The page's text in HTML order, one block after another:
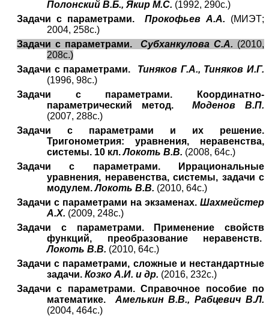
Полонский В.Б., Якир М.С. (1992, 290с.)
Задачи с параметрами.Прокофьев А.А. (МИЭТ;
2004, 258с.)
Задачи с параметрами. Субханкулова С.А. (2010,
208с.)
Задачи с параметрами. Тиняков Г.А., Тиняков И.Г.
(1996, 98с.)
Задачи с параметрами. Координатно-
параметрический метод.Моденов В.П.
(2007, 288с.)
Задачи с параметрами и их решение.
Тригонометрия: уравнения, неравенства,
системы. 10 кл.Локоть В.В. (2008, 64с.)
Задачи с параметрами. Иррациональные
уравнения, неравенства, системы, задачи с
модулем.Локоть В.В. (2010, 64с.)
Задачи с параметрами на экзаменах. Шахмейстер
А.Х. (2009, 248с.)
Задачи с параметрами. Применение свойств
функций, преобразование неравенств.
Локоть В.В. (2010, 64с.)
Задачи с параметрами, сложные и нестандартные
задачи. Козко А.И. и др. (2016, 232с.)
Задачи с параметрами. Справочное пособие по
математике. Амелькин В.В., Рабцевич В.Л.
(2004, 464с.)